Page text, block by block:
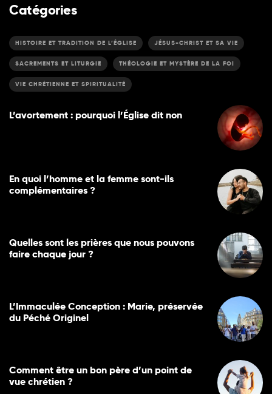
Catégories
HISTOIRE ET TRADITION DE L’ÉGLISE JÉSUS-CHRIST ET SA VIE
SACREMENTS ET LITURGIE THÉOLOGIE ET MYSTÈRE DE LA FOI
VIE CHRÉTIENNE ET SPIRITUALITÉ
L’avortement : pourquoi l’Église dit non
En quoi l’homme et la femme sont-ils
complémentaires ?
Quelles sont les prières que nous pouvons
faire chaque jour ?
L’Immaculée Conception : Marie, préservée
du Péché Originel
Comment être un bon père d’un point de
vue chrétien ?